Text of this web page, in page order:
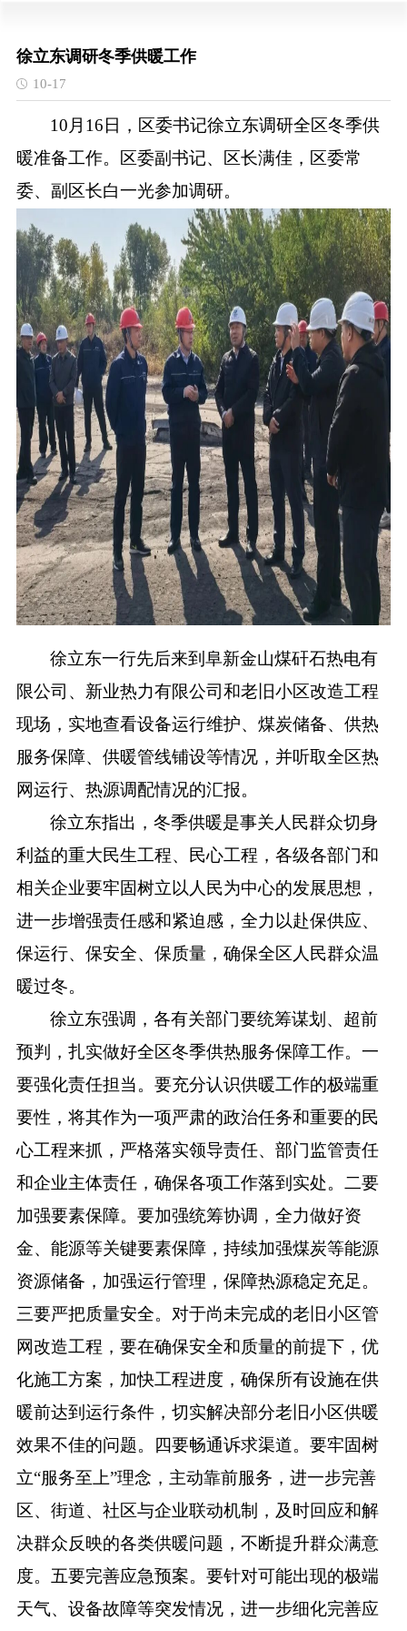
徐立东调研冬季供暖工作
10-17
10月16日，区委书记徐立东调研全区冬季供
暖准备工作。区委副书记、区长满佳，区委常
委、副区长白一光参加调研。
徐立东一行先后来到阜新金山煤矸石热电有
限公司、新业热力有限公司和老旧小区改造工程
现场，实地查看设备运行维护、煤炭储备、供热
服务保障、供暖管线铺设等情况，并听取全区热
网运行、热源调配情况的汇报。
徐立东指出，冬季供暖是事关人民群众切身
利益的重大民生工程、民心工程，各级各部门和
相关企业要牢固树立以人民为中心的发展思想，
进一步增强责任感和紧迫感，全力以赴保供应、
保运行、保安全、保质量，确保全区人民群众温
暖过冬。
徐立东强调，各有关部门要统筹谋划、超前
预判，扎实做好全区冬季供热服务保障工作。一
要强化责任担当。要充分认识供暖工作的极端重
要性，将其作为一项严肃的政治任务和重要的民
心工程来抓，严格落实领导责任、部门监管责任
和企业主体责任，确保各项工作落到实处。二要
加强要素保障。要加强统筹协调，全力做好资
金、能源等关键要素保障，持续加强煤炭等能源
资源储备，加强运行管理，保障热源稳定充足。
三要严把质量安全。对于尚未完成的老旧小区管
网改造工程，要在确保安全和质量的前提下，优
化施工方案，加快工程进度，确保所有设施在供
暖前达到运行条件，切实解决部分老旧小区供暖
效果不佳的问题。四要畅通诉求渠道。要牢固树
立“服务至上”理念，主动靠前服务，进一步完善
区、街道、社区与企业联动机制，及时回应和解
决群众反映的各类供暖问题，不断提升群众满意
度。五要完善应急预案。要针对可能出现的极端
天气、设备故障等突发情况，进一步细化完善应